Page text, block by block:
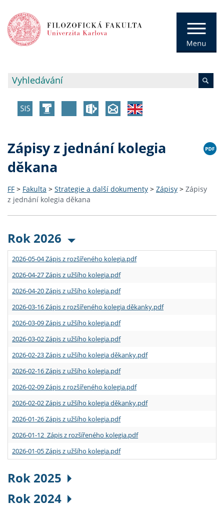
Zápisy z jednání kolegia
děkana
FF > Fakulta > Strategie a další dokumenty > Zápisy > Zápisy
z jednání kolegia děkana
Rok 2026
2026-05-04 Zápis z rozšířeného kolegia.pdf
2026-04-27 Zápis z užšího kolegia.pdf
2026-04-20 Zápis z užšího kolegia.pdf
2026-03-16 Zápis z rozšířeného kolegia děkanky.pdf
2026-03-09 Zápis z užšího kolegia.pdf
2026-03-02 Zápis z užšího kolegia.pdf
2026-02-23 Zápis z užšího kolegia děkanky.pdf
2026-02-16 Zápis z užšího kolegia.pdf
2026-02-09 Zápis z rozšířeného kolegia.pdf
2026-02-02 Zápis z užšího kolegia děkanky.pdf
2026-01-26 Zápis z užšího kolegia.pdf
2026-01-12 Zápis z rozšířeného kolegia.pdf
2026-01-05 Zápis z užšího kolegia.pdf
Rok 2025
Rok 2024